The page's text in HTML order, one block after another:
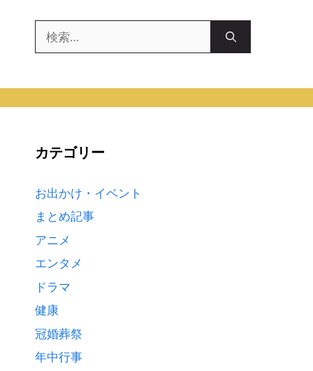
索:
カテゴリー
お出かけ・イベント
まとめ記事
アニメ
エンタメ
ドラマ
健康
冠婚葬祭
年中行事